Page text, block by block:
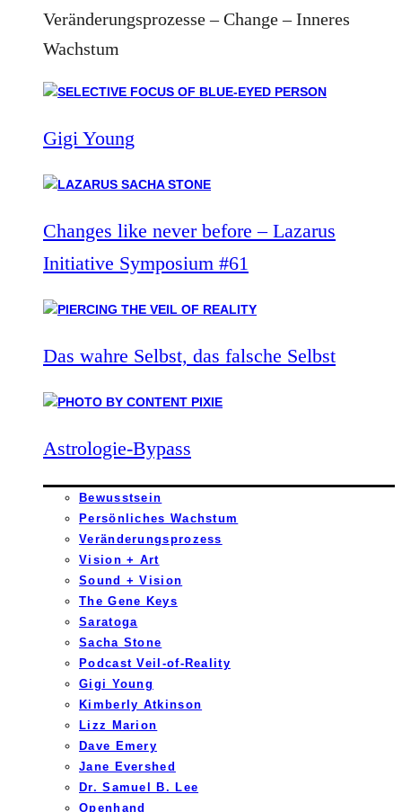
Veränderungsprozesse – Change – Inneres
Wachstum
Gigi Young
Changes like never before – Lazarus
Initiative Symposium #61
Das wahre Selbst, das falsche Selbst
Astrologie-Bypass
Bewusstsein
Persönliches Wachstum
Veränderungsprozess
Vision + Art
Sound + Vision
The Gene Keys
Saratoga
Sacha Stone
Podcast Veil-of-Reality
Gigi Young
Kimberly Atkinson
Lizz Marion
Dave Emery
Jane Evershed
Dr. Samuel B. Lee
Openhand